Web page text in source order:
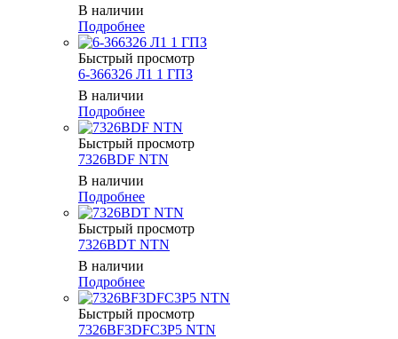
В наличии
Подробнее
Быстрый просмотр
6-366326 Л1 1 ГПЗ
В наличии
Подробнее
Быстрый просмотр
7326BDF NTN
В наличии
Подробнее
Быстрый просмотр
7326BDT NTN
В наличии
Подробнее
Быстрый просмотр
7326BF3DFC3P5 NTN